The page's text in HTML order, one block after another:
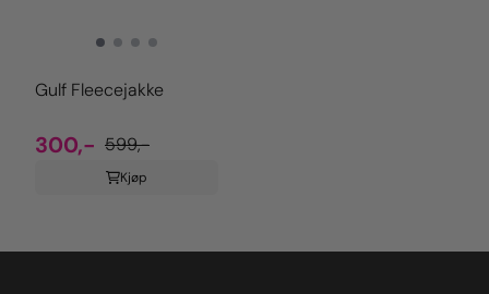
Gulf Fleecejakke
300,- 599,-
Kjøp